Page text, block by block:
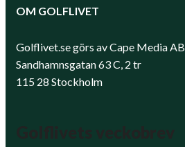
OM GOLFLIVET
Golflivet.se görs av Cape Media AB
Sandhamnsgatan 63 C, 2 tr
115 28 Stockholm